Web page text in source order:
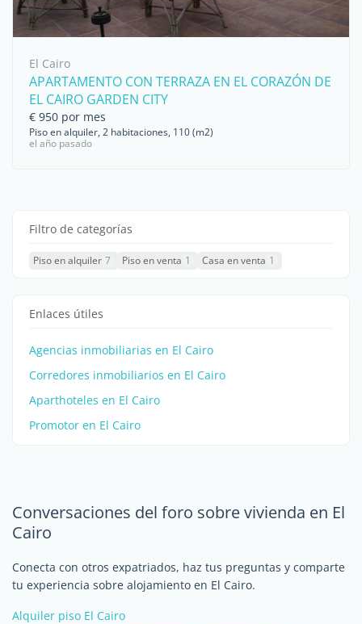
El Cairo
APARTAMENTO CON TERRAZA EN EL CORAZÓN DE
EL CAIRO GARDEN CITY
€ 950 por mes
Piso en alquiler, 2 habitaciones, 110 (m2)
el año pasado
Filtro de categorías
Piso en alquiler 7 Piso en venta 1 Casa en venta 1
Enlaces útiles
Agencias inmobiliarias en El Cairo
Corredores inmobiliarios en El Cairo
Aparthoteles en El Cairo
Promotor en El Cairo
Conversaciones del foro sobre vivienda en El
Cairo
Conecta con otros expatriados, haz tus preguntas y comparte
tu experiencia sobre alojamiento en El Cairo.
Alquiler piso El Cairo